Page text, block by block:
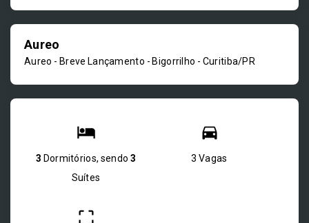
Aureo
Aureo - Breve Lançamento - Bigorrilho - Curitiba/PR
3 Dormitórios, sendo 3
Suítes
3 Vagas